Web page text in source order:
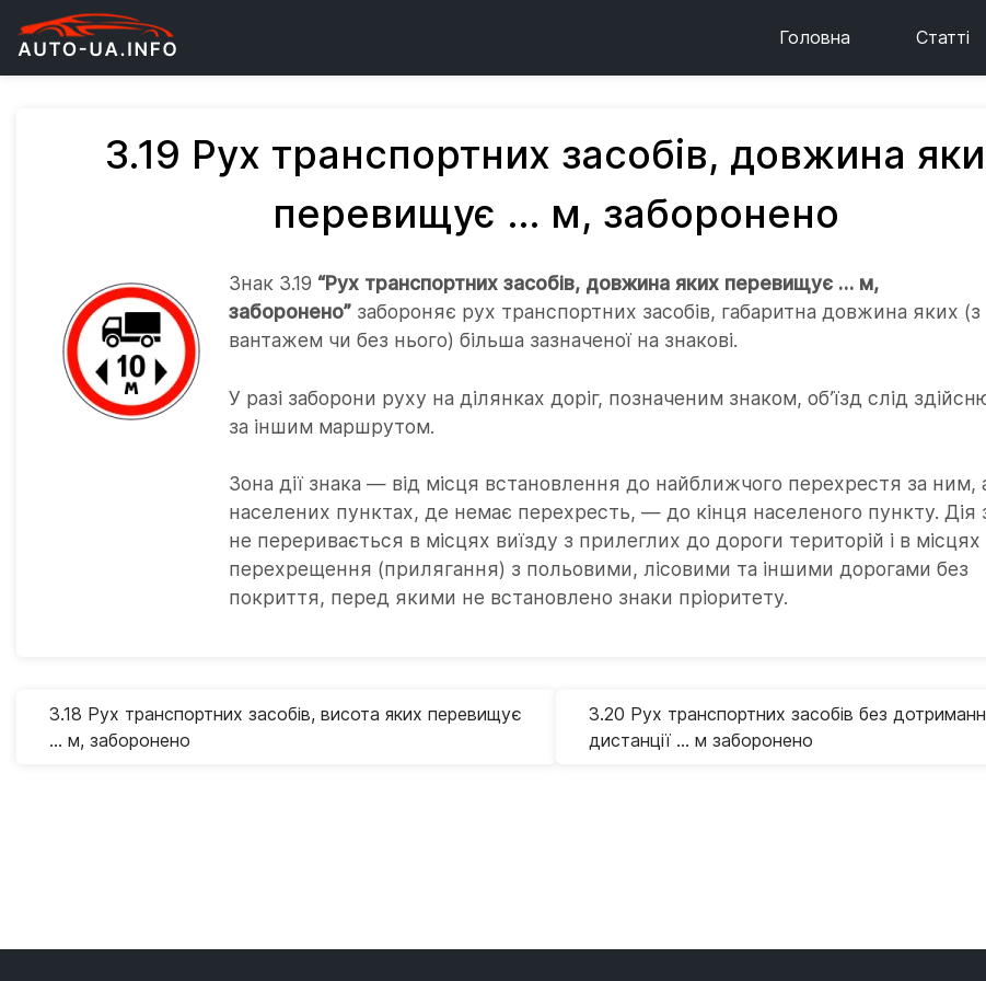
Головна Статті
3.19 Рух транспортних засобів, довжина
перевищує … м, заборонено
Знак 3.19 “Рух транспортних засобів, довжина яких перевищує … м,
заборонено” забороняє рух транспортних засобів, габаритна довжина яких (з
вантажем чи без нього) більша зазначеної на знакові.
У разі заборони руху на ділянках доріг, позначеним знаком, об’їзд слід
за іншим маршрутом.
Зона дії знака — від місця встановлення до найближчого перехрестя за ним,
населених пунктах, де немає перехресть, — до кінця населеного пункту. Дія
не переривається в місцях виїзду з прилеглих до дороги територій і в місцях
перехрещення (прилягання) з польовими, лісовими та іншими дорогами без
покриття, перед якими не встановлено знаки пріоритету.
3.18 Рух транспортних засобів, висота яких перевищує
… м, заборонено
3.20 Рух транспортних засобів без
дистанції … м заборонено